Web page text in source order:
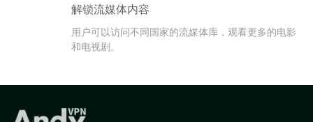
解锁流媒体内容
用户可以访问不同国家的流媒体库，观看更多的电影
和电视剧。